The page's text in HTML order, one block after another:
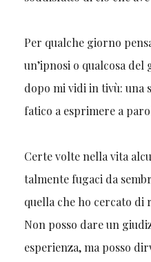
Per qualche giorno
un’ipnosi o qualcosa del
dopo mi vidi in tivù: una
fatico a esprimere a
Certe volte nella vita
talmente fugaci da
quella che ho cercato di
Non posso dare un
esperienza, ma posso